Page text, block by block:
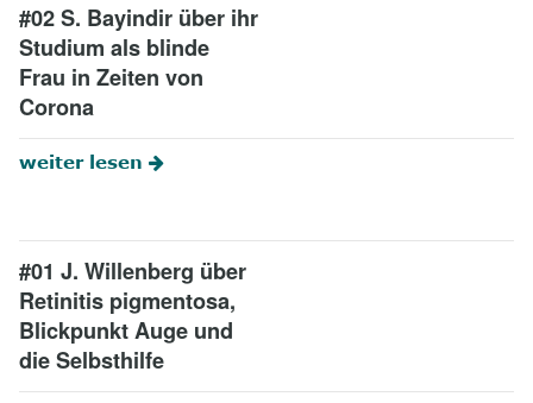
#02 S. Bayindir über ihr
Studium als blinde
Frau in Zeiten von
Corona
weiter lesen
#01 J. Willenberg über
Retinitis pigmentosa,
Blickpunkt Auge und
die Selbsthilfe